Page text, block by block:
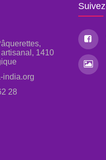
1410
india.org
28